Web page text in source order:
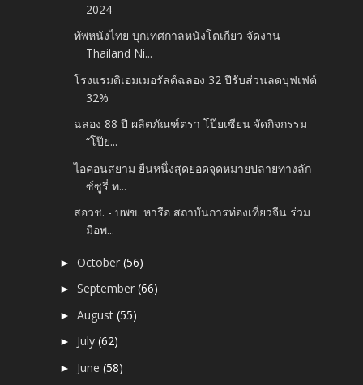
2024
ทัพหนังไทย บุกเทศกาลหนังโตเกียว จัดงาน
Thailand Ni...
โรงแรมดิเอมเมอรัลด์ฉลอง 32 ปีรับส่วนลดบุฟเฟต์
32%
ฉลอง 88 ปี ผลิตภัณฑ์ตรา โป๊ยเซียน จัดกิจกรรม
“โป๊ย...
ไอคอนสยาม ยืนหนึ่งสุดยอดจุดหมายปลายทางลัก
ซ์ซูรี่ ท...
สอวช. - บพข. หารือ สถาบันการท่องเที่ยวจีน ร่วม
มือพ...
►October(56)
►September(66)
►August(55)
► July(62)
► June(58)